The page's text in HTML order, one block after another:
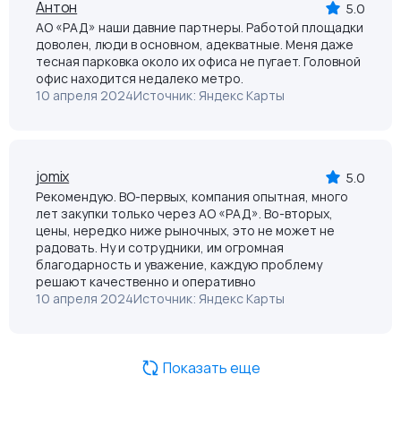
Антон
5.0
АО «РАД» наши давние партнеры. Работой площадки
доволен, люди в основном, адекватные. Меня даже
тесная парковка около их офиса не пугает. Головной
офис находится недалеко метро.
10 апреля 2024Источник: Яндекс Карты
jomix
5.0
Рекомендую. ВО-первых, компания опытная, много
лет закупки только через АО «РАД». Во-вторых,
цены, нередко ниже рыночных, это не может не
радовать. Ну и сотрудники, им огромная
благодарность и уважение, каждую проблему
решают качественно и оперативно
10 апреля 2024Источник: Яндекс Карты
Показать еще